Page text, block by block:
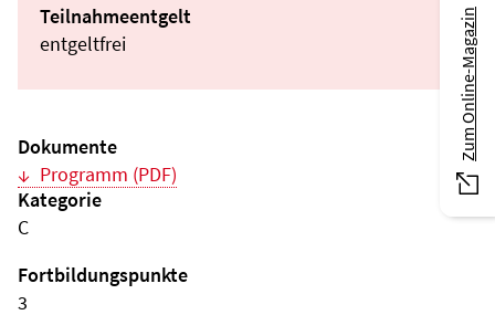
Teilnahmeentgelt
entgeltfrei
Dokumente
Programm (PDF)
Kategorie
C
Fortbildungspunkte
3
Zum Online-Magazin